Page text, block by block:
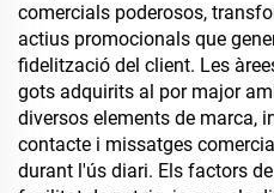
comercials poderosos,
actius promocionals que
fidelització del client. Les
gots adquirits al por major
diversos elements de marca,
contacte i missatges
durant l'ús diari. Els factors